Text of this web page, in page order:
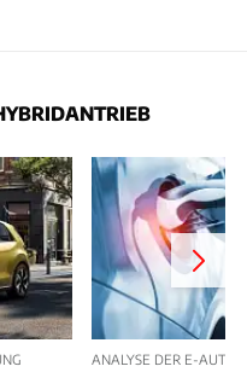
ANALYSE DER E-AUTO-